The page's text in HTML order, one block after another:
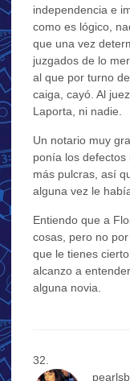
independencia e
como es lógico,
que una vez
juzgados de lo
al que por turno
caiga, cayó. Al
Laporta, ni nadie.
Un notario muy
ponía los
más pulcras, así
alguna vez le
Entiendo que a
cosas, pero no
que le tienes
alcanzo a
alguna novia.